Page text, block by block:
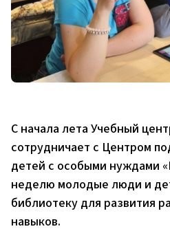
С начала лета Учебный
сотрудничает с Центром
детей с особыми нуждами «
неделю молодые люди и
библиотеку для развития
навыков.